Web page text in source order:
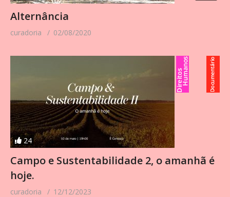
Alternância
curadoria 02/08/2020
24
Campo e Sustentabilidade 2, o amanhã é
hoje.
curadoria 12/12/2023